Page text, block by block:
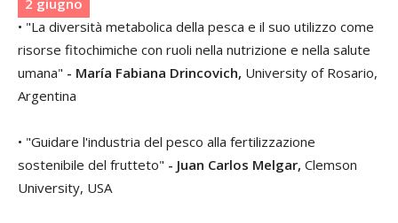
• "La diversità metabolica della pesca e il suo utilizzo come
risorse fitochimiche con ruoli nella nutrizione e nella salute
umana" - María Fabiana Drincovich, University of Rosario,
Argentina
• "Guidare l'industria del pesco alla fertilizzazione
sostenibile del frutteto" - Juan Carlos Melgar, Clemson
University, USA